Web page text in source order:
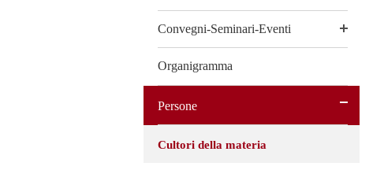
Convegni-Seminari-Eventi
Organigramma
Persone
Cultori della materia